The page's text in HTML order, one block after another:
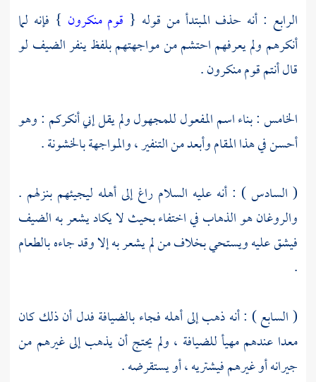
الرابع : أنه حذف المبتدأ من قوله { قوم منكرون } فإنه لما
أنكرهم ولم يعرفهم احتشم من مواجهتهم بلفظ ينفر الضيف لو
قال أنتم قوم منكرون .
الخامس : بناء اسم المفعول للمجهول ولم يقل إني أنكركم : وهو
أحسن في هذا المقام وأبعد من التنفير ، والمواجهة بالخشونة .
( السادس ) : أنه عليه السلام راغ إلى أهله ليجيئهم بنزلهم .
والروغان هو الذهاب في اختفاء بحيث لا يكاد يشعر به الضيف
فيشق عليه ويستحي بخلاف من لم يشعر به إلا وقد جاءه بالطعام
.
( السابع ) : أنه ذهب إلى أهله فجاء بالضيافة فدل أن ذلك كان
معدا عندهم مهيأ للضيافة ، ولم يحتج أن يذهب إلى غيرهم من
جيرانه أو غيرهم فيشتريه ، أو يستقرضه .